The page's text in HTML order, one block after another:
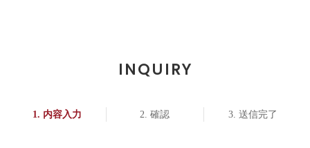
INQUIRY
内容入力 確認 送信完了